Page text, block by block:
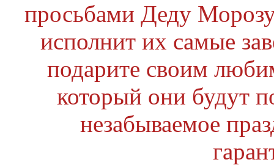
просьбами Деду
исполнит их самые
подарите своим
который они будут
незабываемое